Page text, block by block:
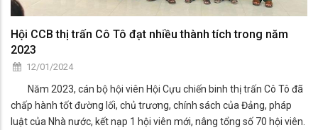
Hội CCB thị trấn Cô Tô đạt nhiều thành tích trong năm
2023
12/01/2024
Năm 2023, cán bộ hội viên Hội Cựu chiến binh thị trấn Cô Tô đã
chấp hành tốt đường lối, chủ trương, chính sách của Đảng, pháp
luật của Nhà nước, kết nạp 1 hội viên mới, nâng tổng số 70 hội viên.